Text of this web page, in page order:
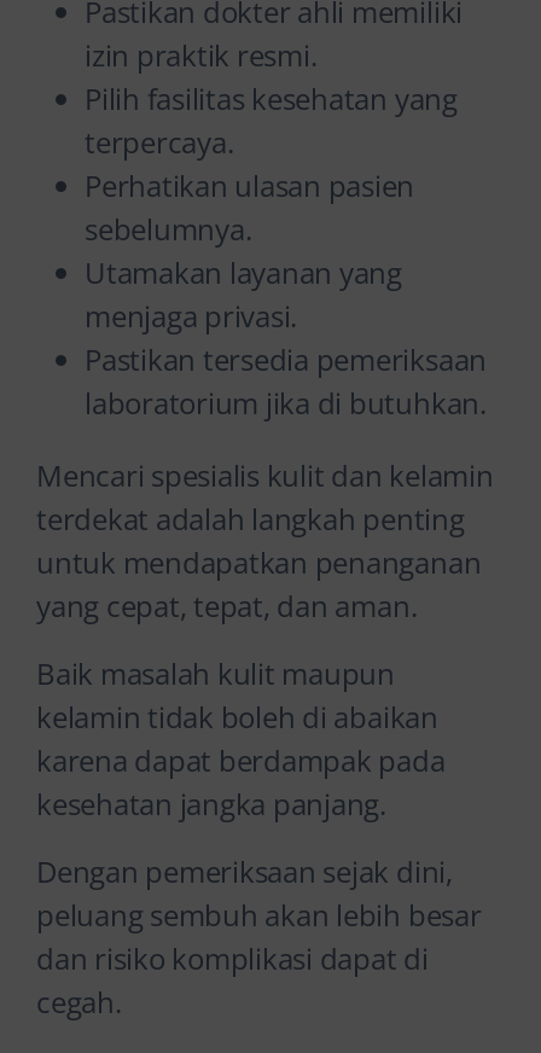
Pastikan dokter ahli memiliki
izin praktik resmi.
Pilih fasilitas kesehatan yang
terpercaya.
Perhatikan ulasan pasien
sebelumnya.
Utamakan layanan yang
menjaga privasi.
Pastikan tersedia pemeriksaan
laboratorium jika di butuhkan.
Mencari spesialis kulit dan kelamin
terdekat adalah langkah penting
untuk mendapatkan penanganan
yang cepat, tepat, dan aman.
Baik masalah kulit maupun
kelamin tidak boleh di abaikan
karena dapat berdampak pada
kesehatan jangka panjang.
Dengan pemeriksaan sejak dini,
peluang sembuh akan lebih besar
dan risiko komplikasi dapat di
cegah.